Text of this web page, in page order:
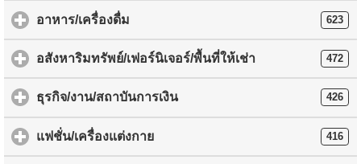
อาหาร/เครื่องดื่ม 623
อสังหาริมทรัพย์/เฟอร์นิเจอร์/พื้นที่ให้เช่า 472
ธุรกิจ/งาน/สถาบันการเงิน 426
แฟชั่น/เครื่องแต่งกาย 416